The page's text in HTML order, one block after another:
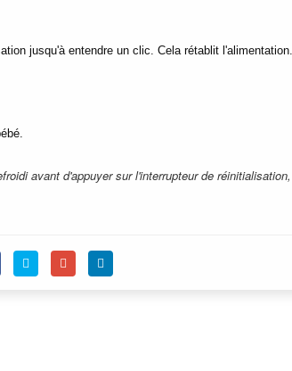
jusqu'à entendre un clic. Cela rétablit l'alimentation.
avant d'appuyer sur l'interrupteur de